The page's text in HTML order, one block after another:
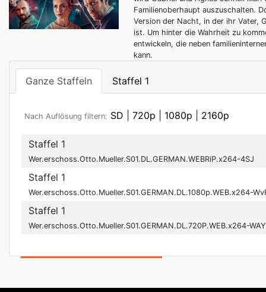
Familienoberhaupt auszuschalten.
Version der Nacht, in der ihr Vater,
ist. Um hinter die Wahrheit zu
entwickeln, die neben
kann.
Ganze Staffeln Staffel 1
Nach Auflösung filtern: SD 720p 1080p 2160p
Staffel 1
Wer.erschoss.Otto.Mueller.S01.DL.GERMAN.WEBRiP.x264-4SJ
Staffel 1
Wer.erschoss.Otto.Mueller.S01.GERMAN.DL.1080p.WEB.x264-
Staffel 1
Wer.erschoss.Otto.Mueller.S01.GERMAN.DL.720P.WEB.x264-